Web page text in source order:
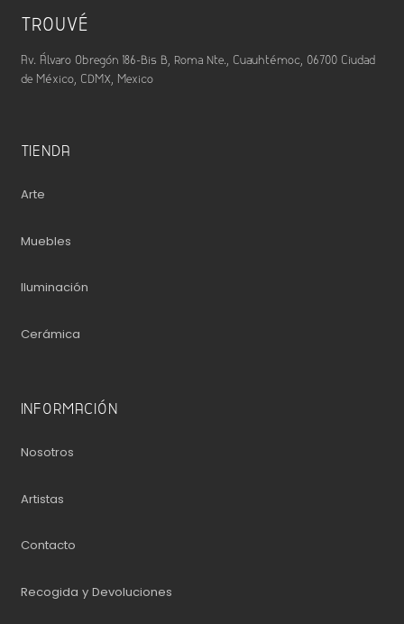
TROUVÉ
Av. Álvaro Obregón 186-Bis B, Roma Nte., Cuauhtémoc, 06700 Ciudad
de México, CDMX, Mexico
TIENDA
Arte
Muebles
Iluminación
Cerámica
INFORMACIÓN
Nosotros
Artistas
Contacto
Recogida y Devoluciones